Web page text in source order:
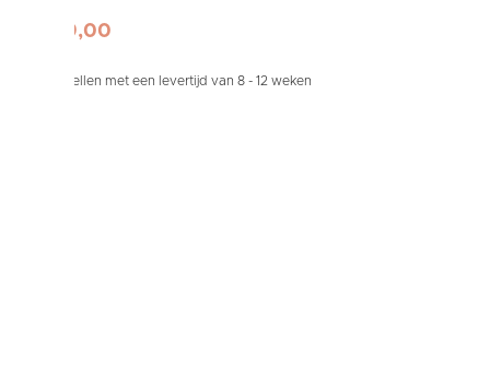
1.699,00
Te bestellen met een levertijd van 8 - 12 weken